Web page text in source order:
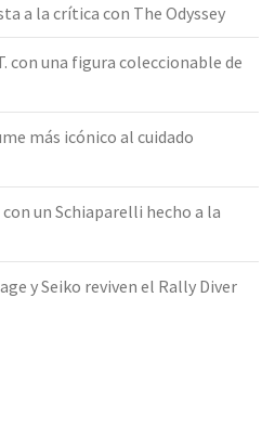
a la crítica con The Odyssey
con una figura coleccionable de
más icónico al cuidado
un Schiaparelli hecho a la
y Seiko reviven el Rally Diver